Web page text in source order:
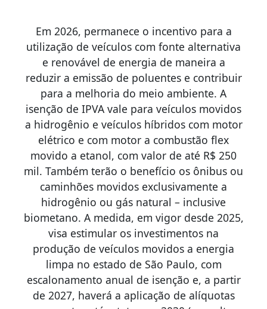
Em 2026, permanece o incentivo para a
utilização de veículos com fonte alternativa
e renovável de energia de maneira a
reduzir a emissão de poluentes e contribuir
para a melhoria do meio ambiente. A
isenção de IPVA vale para veículos movidos
a hidrogênio e veículos híbridos com motor
elétrico e com motor a combustão flex
movido a etanol, com valor de até R$ 250
mil. Também terão o benefício os ônibus ou
caminhões movidos exclusivamente a
hidrogênio ou gás natural – inclusive
biometano. A medida, em vigor desde 2025,
visa estimular os investimentos na
produção de veículos movidos a energia
limpa no estado de São Paulo, com
escalonamento anual de isenção e, a partir
de 2027, haverá a aplicação de alíquotas